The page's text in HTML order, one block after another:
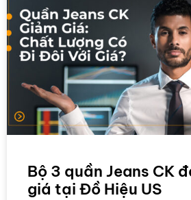
Bộ 3 quần Jeans CK
giá tại Đồ Hiệu US